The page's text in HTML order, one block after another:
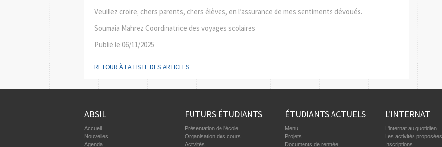
Veuillez croire, chers parents, chers élèves, en l’assurance de mes sentiments dévoués.
Soumaia Mahrez Coordinatrice des voyages scolaires
Publié le 06/11/2025
RETOUR À LA LISTE DES ARTICLES
ABSIL
Accueil
Nouvelles
Agenda
FUTURS ÉTUDIANTS
Présentation de l'école
Organisation des cours
Activités
ÉTUDIANTS ACTUELS
Menu
Projets
Documents de rentrée
L'INTERNAT
L'internat au quotidien
Les activités proposées
Inscriptions